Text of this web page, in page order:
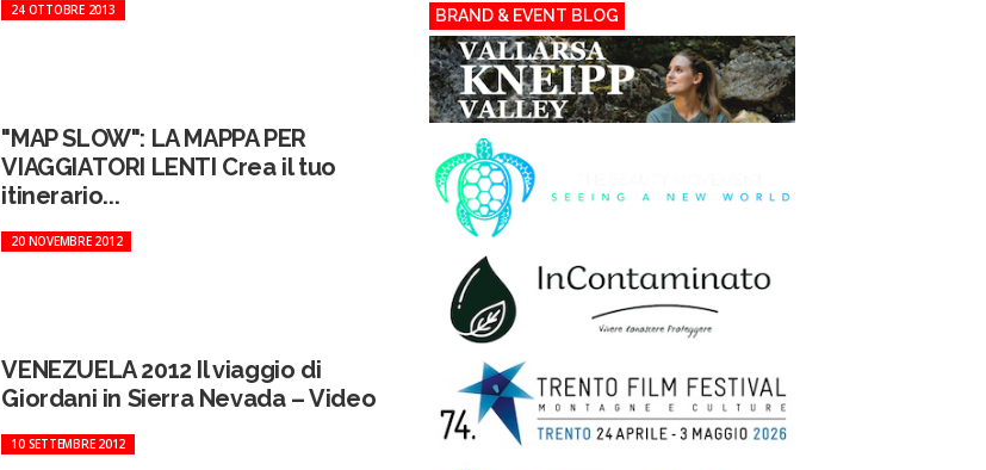
24 OTTOBRE 2013
"MAP SLOW": LA MAPPA PER
VIAGGIATORI LENTI Crea il tuo
itinerario...
20 NOVEMBRE 2012
VENEZUELA 2012 Il viaggio di
Giordani in Sierra Nevada – Video
10 SETTEMBRE 2012
BRAND & EVENT BLOG